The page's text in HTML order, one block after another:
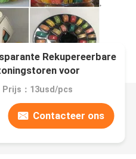
Rekupereerbare
voor
Prijs：13usd/pcs
Contacteer ons